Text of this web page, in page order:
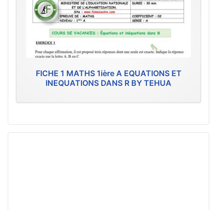
FICHE 1 MATHS 1ière A EQUATIONS ET
INEQUATIONS DANS R BY TEHUA